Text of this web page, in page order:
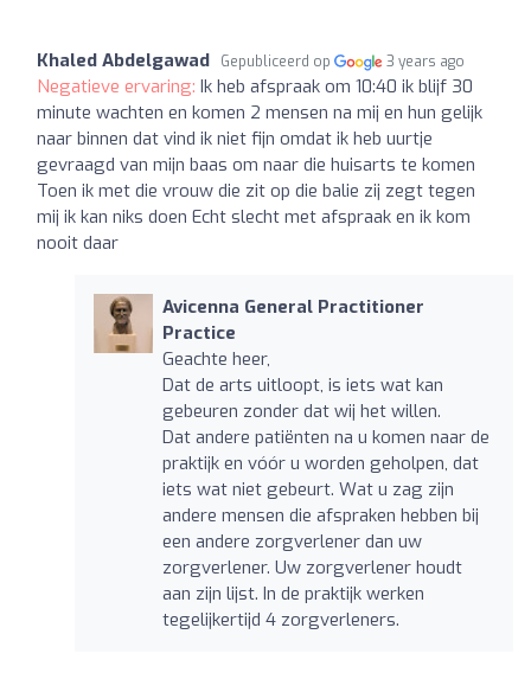
Khaled Abdelgawad Gepubliceerd op 3 years ago
Negatieve ervaring: Ik heb afspraak om 10:40 ik blijf 30
minute wachten en komen 2 mensen na mij en hun gelijk
naar binnen dat vind ik niet fijn omdat ik heb uurtje
gevraagd van mijn baas om naar die huisarts te komen
Toen ik met die vrouw die zit op die balie zij zegt tegen
mij ik kan niks doen Echt slecht met afspraak en ik kom
nooit daar
Avicenna General Practitioner
Practice
Geachte heer,
Dat de arts uitloopt, is iets wat kan
gebeuren zonder dat wij het willen.
Dat andere patiënten na u komen naar de
praktijk en vóór u worden geholpen, dat
iets wat niet gebeurt. Wat u zag zijn
andere mensen die afspraken hebben bij
een andere zorgverlener dan uw
zorgverlener. Uw zorgverlener houdt
aan zijn lijst. In de praktijk werken
tegelijkertijd 4 zorgverleners.